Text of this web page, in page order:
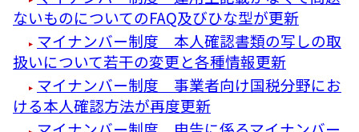
ないものについてのFAQ及びひな型が更新
マイナンバー制度 本人確認書類の写しの取
扱いについて若干の変更と各種情報更新
マイナンバー制度 事業者向け国税分野にお
ける本人確認方法が再度更新